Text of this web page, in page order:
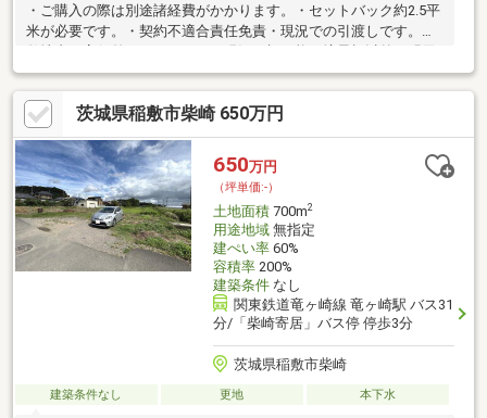
・ご購入の際は別途諸経費がかかります。・セットバック約2.5平
米が必要です。・契約不適合責任免責・現況での引渡しです。・
敷地内に高低差があります。・現況目視可能な境界標以外の明示
はしません。・前面道路に公営水道の配管があります。敷地内引
き込み、接続には費用がかかります。
茨城県稲敷市柴崎 650万円
650万円
（坪単価:-）
土地面積700m2
用途地域無指定
建ぺい率60%
容積率200%
建築条件なし
関東鉄道竜ヶ崎線 竜ヶ崎駅 バス31
分/「柴崎寄居」バス停 停歩3分
茨城県稲敷市柴崎
建築条件なし 更地 本下水